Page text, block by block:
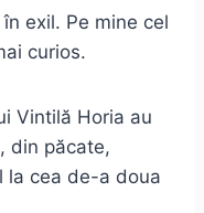
exil. Pe mine cel
curios.
Vintilă Horia au
din păcate,
la cea de-a doua